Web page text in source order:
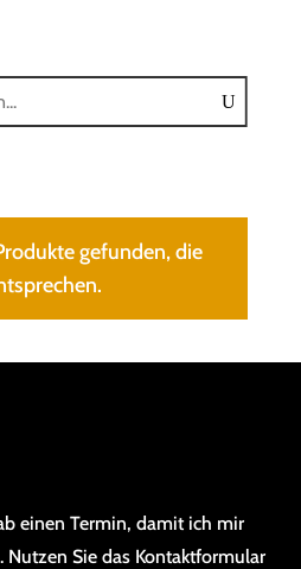
gefunden, die
einen Termin, damit ich mir
Nutzen Sie das Kontaktformular